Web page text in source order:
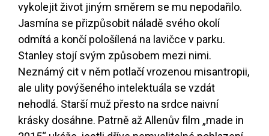
vykolejit život jiným směrem se mu nepodařilo.
Jasmína se přizpůsobit náladě svého okolí
odmítá a končí pološílená na lavičce v parku.
Stanley stojí svým způsobem mezi nimi.
Neznámý cit v něm potlačí vrozenou misantropii,
ale ulity povýšeného intelektuála se vzdát
nehodlá. Starší muž přesto na srdce naivní
krásky dosáhne. Patrně až Allenův film „made in